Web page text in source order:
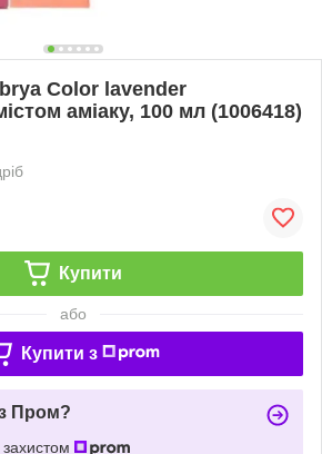
Сolor lavender
амiаку, 100 мл (1006418)
Купити
або
Купити з
Пром?